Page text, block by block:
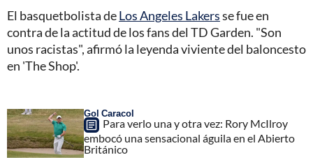
El basquetbolista deLos Angeles Lakersse fue en
contra de la actitud de los fans del TD Garden. "Son
unos racistas", afirmó la leyenda viviente del baloncesto
en 'The Shop'.
Gol Caracol
Para verlo una y otra vez: Rory McIlroy
embocó una sensacional águila en el Abierto
Británico